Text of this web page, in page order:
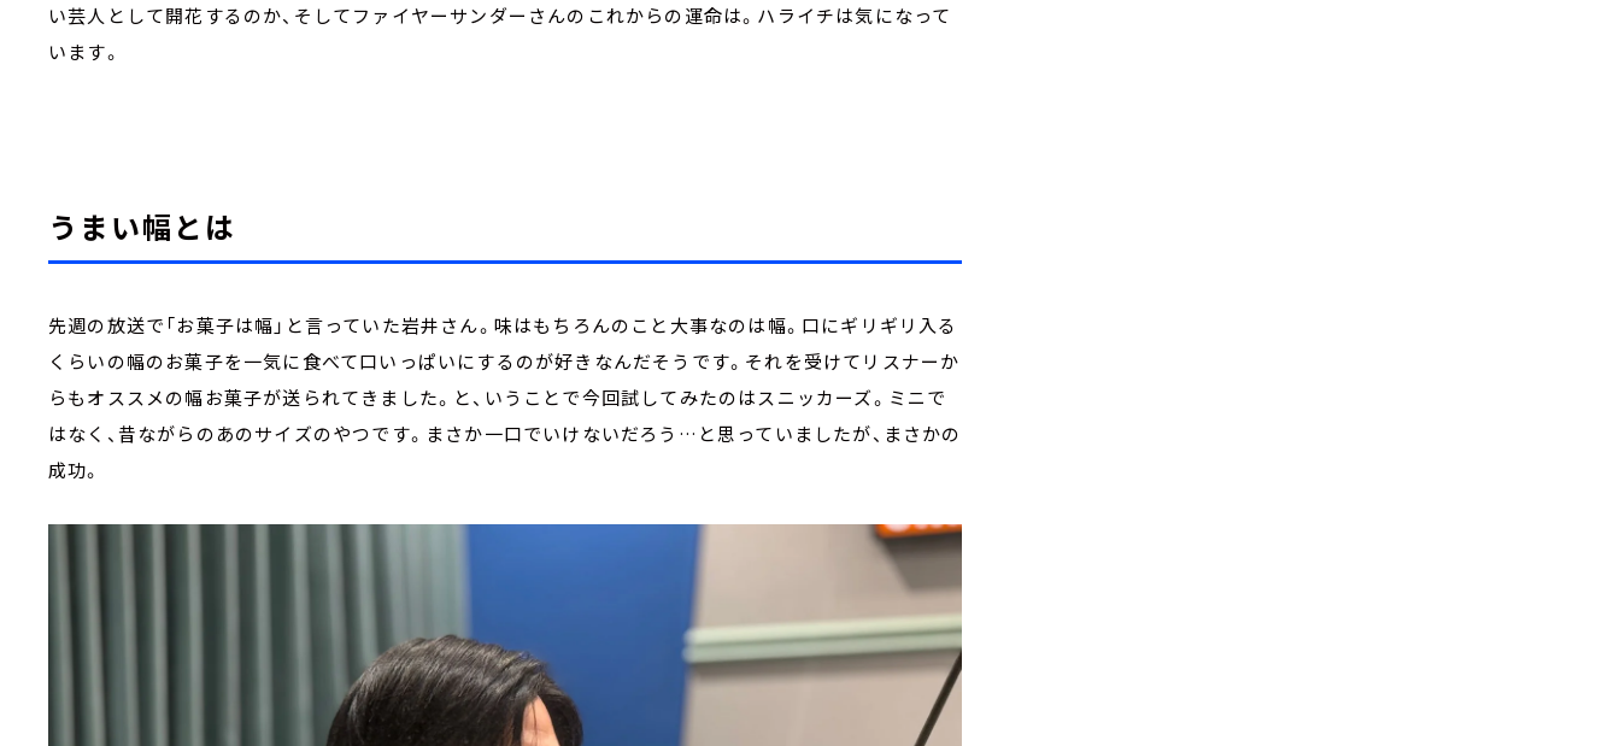
い芸人として開花するのか、そしてファイヤーサンダーさんのこれからの運命は。ハライチは気になって
います。
うまい幅とは
先週の放送で「お菓子は幅」と言っていた岩井さん。味はもちろんのこと大事なのは幅。口にギリギリ入る
くらいの幅のお菓子を一気に食べて口いっぱいにするのが好きなんだそうです。それを受けてリスナーか
らもオススメの幅お菓子が送られてきました。と、いうことで今回試してみたのはスニッカーズ。ミニで
はなく、昔ながらのあのサイズのやつです。まさか一口でいけないだろう…と思っていましたが、まさかの
成功。